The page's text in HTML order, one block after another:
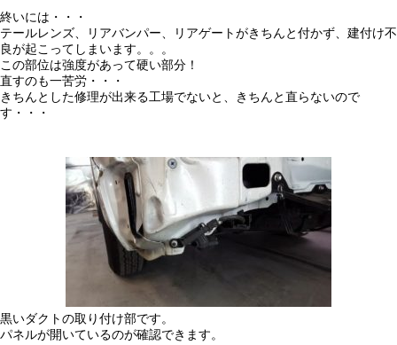
終いには・・・
テールレンズ、リアバンパー、リアゲートがきちんと付かず、建付け不
良が起こってしまいます。。。
この部位は強度があって硬い部分！
直すのも一苦労・・・
きちんとした修理が出来る工場でないと、きちんと直らないので
す・・・
黒いダクトの取り付け部です。
パネルが開いているのが確認できます。